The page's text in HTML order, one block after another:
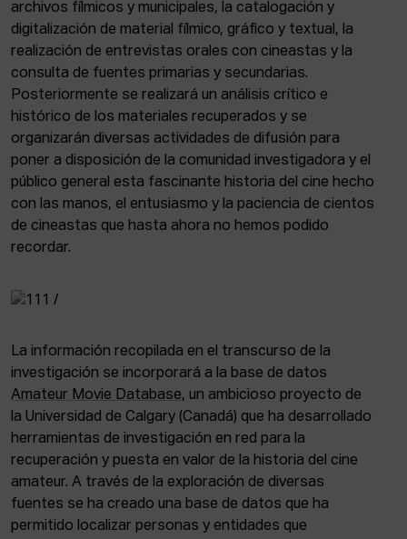
archivos fílmicos y municipales, la catalogación y
digitalización de material fílmico, gráfico y textual, la
realización de entrevistas orales con cineastas y la
consulta de fuentes primarias y secundarias.
Posteriormente se realizará un análisis crítico e
histórico de los materiales recuperados y se
organizarán diversas actividades de difusión para
poner a disposición de la comunidad investigadora y el
público general esta fascinante historia del cine hecho
con las manos, el entusiasmo y la paciencia de cientos
de cineastas que hasta ahora no hemos podido
recordar.
La información recopilada en el transcurso de la
investigación se incorporará a la base de datos
Amateur Movie Database, un ambicioso proyecto de
la Universidad de Calgary (Canadá) que ha desarrollado
herramientas de investigación en red para la
recuperación y puesta en valor de la historia del cine
amateur. A través de la exploración de diversas
fuentes se ha creado una base de datos que ha
permitido localizar personas y entidades que